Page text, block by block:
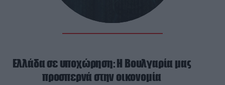
Ελλάδα σε υποχώρηση: Η Βουλγαρία μας
προσπερνά στην οικονομία